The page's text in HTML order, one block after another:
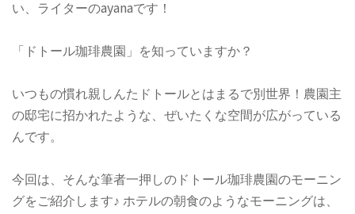
い、ライターのayanaです！
「ドトール珈琲農園」を知っていますか？
いつもの慣れ親しんたドトールとはまるで別世界！農園主
の邸宅に招かれたような、ぜいたくな空間が広がっている
んです。
今回は、そんな筆者一押しのドトール珈琲農園のモーニン
グをご紹介します♪ ホテルの朝食のようなモーニングは、